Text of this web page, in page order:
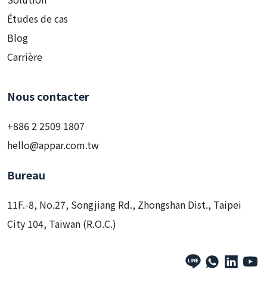
Solution
Études de cas
Blog
+886 2 2509 1807
11F.-8, No.27, Songjiang Rd., Zhongshan Dist., Taipei